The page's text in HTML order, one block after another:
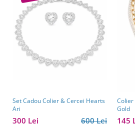
Set Cadou Colier & Cercei Hearts
Ari
600 Lei
300 Lei
Colier
Gold
145